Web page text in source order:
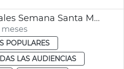
Ayudas municipales Semana Santa Marinera València
POPULARES
LAS AUDIENCIAS